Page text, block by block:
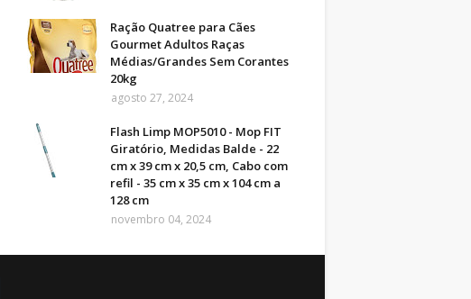
Ração Quatree para Cães
Gourmet Adultos Raças
Médias/Grandes Sem Corantes
20kg
agosto 27, 2024
Flash Limp MOP5010 - Mop FIT
Giratório, Medidas Balde - 22
cm x 39 cm x 20,5 cm, Cabo com
refil - 35 cm x 35 cm x 104 cm a
128 cm
novembro 04, 2024